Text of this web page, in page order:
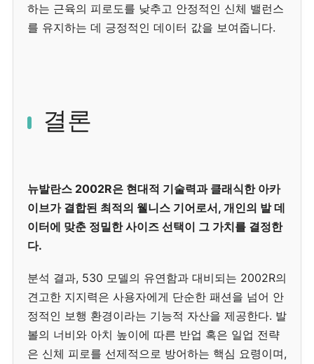
하는 근육의 피로도를 낮추고 안정적인 신체 밸런스
를 유지하는 데 긍정적인 데이터 값을 보여줍니다.
결론
뉴발란스 2002R은 현대적 기술력과 클래식한 아카
이브가 결합된 최적의 웰니스 기어로서, 개인의 발 데
이터에 맞춘 정밀한 사이즈 선택이 그 가치를 결정한
다.
분석 결과, 530 모델의 유연함과 대비되는 2002R의
견고한 지지력은 사용자에게 단순한 패션을 넘어 안
정적인 보행 환경이라는 기능적 자산을 제공한다. 발
볼의 너비와 아치 높이에 따른 반업 혹은 일업 전략
은 신체 피로를 선제적으로 방어하는 핵심 요령이며,